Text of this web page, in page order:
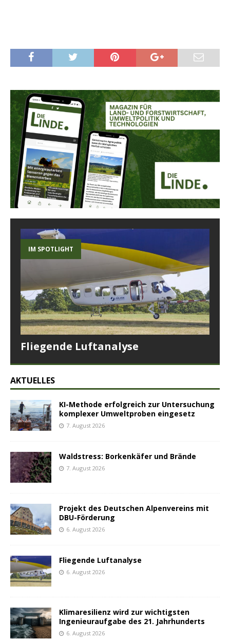
IM SPOTLIGHT
Fliegende Luftanalyse
AKTUELLES
KI-Methode erfolgreich zur Untersuchung
komplexer Umweltproben eingesetz
7. August 2026
Waldstress: Borkenkäfer und Brände
7. August 2026
Projekt des Deutschen Alpenvereins mit
DBU-Förderung
6. August 2026
Fliegende Luftanalyse
6. August 2026
Klimaresilienz wird zur wichtigsten
Ingenieuraufgabe des 21. Jahrhunderts
6. August 2026